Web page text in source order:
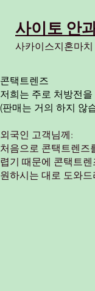
사이토 안
​사카이스지혼마치
콘택트렌즈
저희는 주로 처방전
(판매는 거의 하지 않
외국인 고객님께:
처음으로 콘택트렌즈
렵기 때문에 콘택트
원하시는 대로 도와